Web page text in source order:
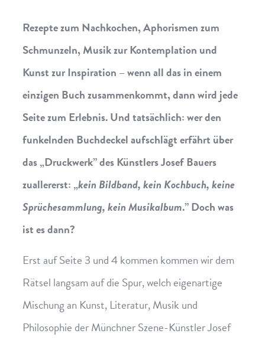
Rezepte zum Nachkochen, Aphorismen zum
Schmunzeln, Musik zur Kontemplation und
Kunst zur Inspiration – wenn all das in einem
einzigen Buch zusammenkommt, dann wird jede
Seite zum Erlebnis. Und tatsächlich: wer den
funkelnden Buchdeckel aufschlägt erfährt über
das „Druckwerk” des Künstlers Josef Bauers
zuallererst: „kein Bildband, kein Kochbuch, keine
Sprüchesammlung, kein Musikalbum.” Doch was
ist es dann?
Erst auf Seite 3 und 4 kommen kommen wir dem
Rätsel langsam auf die Spur, welch eigenartige
Mischung an Kunst, Literatur, Musik und
Philosophie der Münchner Szene-Künstler Josef